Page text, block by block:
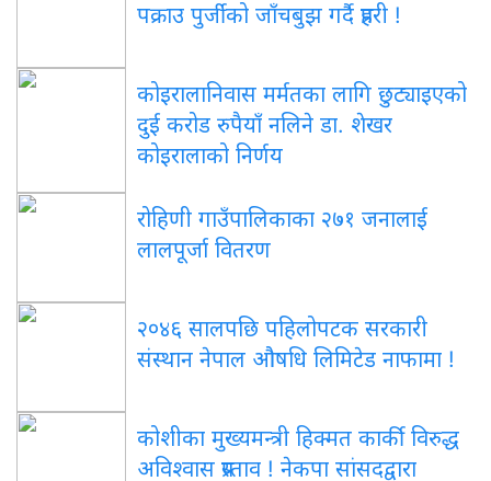
पक्राउ पुर्जीको जाँचबुझ गर्दै प्रहरी !
कोइरालानिवास मर्मतका लागि छुट्याइएको
दुई करोड रुपैयाँ नलिने डा. शेखर
कोइरालाको निर्णय
रोहिणी गाउँपालिकाका २७१ जनालाई
लालपूर्जा वितरण
२०४६ सालपछि पहिलोपटक सरकारी
संस्थान नेपाल औषधि लिमिटेड नाफामा !
कोशीका मुख्यमन्त्री हिक्मत कार्की विरुद्ध
अविश्वास प्रस्ताव ! नेकपा सांसदद्वारा